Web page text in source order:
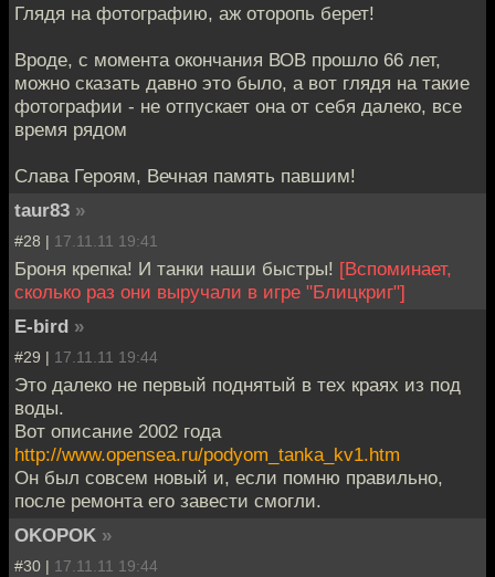
Глядя на фотографию, аж оторопь берет!
Вроде, с момента окончания ВОВ прошло 66 лет,
можно сказать давно это было, а вот глядя на такие
фотографии - не отпускает она от себя далеко, все
время рядом
Слава Героям, Вечная память павшим!
taur83 »
#28 | 17.11.11 19:41
Броня крепка! И танки наши быстры! [Вспоминает,
сколько раз они выручали в игре "Блицкриг"]
E-bird »
#29 | 17.11.11 19:44
Это далеко не первый поднятый в тех краях из под
воды.
Вот описание 2002 года
http://www.opensea.ru/podyom_tanka_kv1.htm
Он был совсем новый и, если помню правильно,
после ремонта его завести смогли.
OKOPOK »
#30 | 17.11.11 19:44